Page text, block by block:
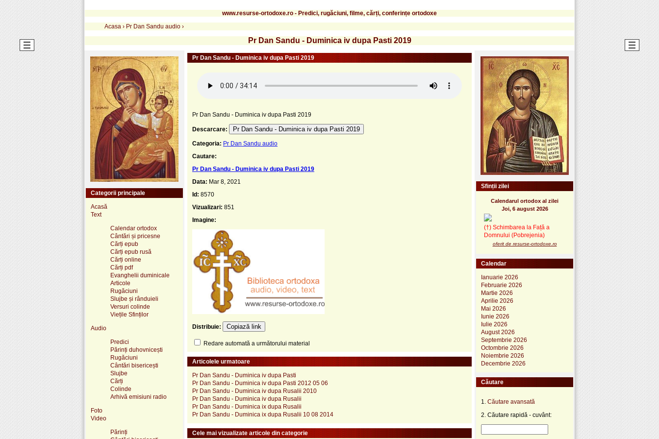
www.resurse-ortodoxe.ro - Predici, rugăciuni, filme, cărți, conferințe ortodoxe
Acasa › Pr Dan Sandu audio ›
Pr Dan Sandu - Duminica iv dupa Pasti 2019
Pr Dan Sandu - Duminica iv dupa Pasti 2019
Pr Dan Sandu - Duminica iv dupa Pasti 2019
Descarcare: Pr Dan Sandu - Duminica iv dupa Pasti 2019
Categoria: Pr Dan Sandu audio
Cautare:
Pr Dan Sandu - Duminica iv dupa Pasti 2019
Data: Mar 8, 2021
Id: 8570
Vizualizari: 851
Imagine:
Distribuie: Copiază link
Redare automată a următorului material
Articolele urmatoare
Pr Dan Sandu - Duminica iv dupa Pasti
Pr Dan Sandu - Duminica iv dupa Pasti 2012 05 06
Pr Dan Sandu - Duminica iv dupa Rusalii 2010
Pr Dan Sandu - Duminica iv dupa Rusalii
Pr Dan Sandu - Duminica ix dupa Rusalii
Pr Dan Sandu - Duminica ix dupa Rusalii 10 08 2014
Cele mai vizualizate articole din categorie
Categorii principale
Acasă
Text
Calendar ortodox
Cântări și pricesne
Cărți epub
Cărți epub rusă
Cărți online
Cărți pdf
Evanghelii duminicale
Articole
Rugăciuni
Slujbe și rânduieli
Versuri colinde
Viețile Sfinților
Audio
Predici
Părinți duhovnicești
Rugăciuni
Cântări bisericești
Slujbe
Cărți
Colinde
Arhivă emisiuni radio
Foto
Video
Părinți
Sfinții zilei
Calendarul ortodox al zilei
Joi, 6 august 2026
(†) Schimbarea la Față a
Domnului (Pobrejenia)
oferit de resurse-ortodoxe.ro
Calendar
Ianuarie 2026
Februarie 2026
Martie 2026
Aprilie 2026
Mai 2026
Iunie 2026
Iulie 2026
August 2026
Septembrie 2026
Octombrie 2026
Noiembrie 2026
Decembrie 2026
Căutare
1. Căutare avansată
2. Căutare rapidă - cuvânt: